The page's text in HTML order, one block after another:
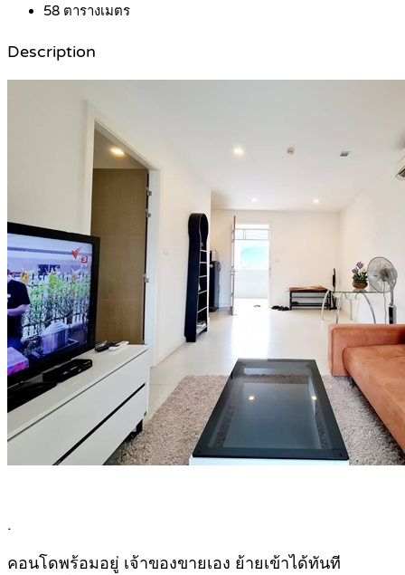
58 ตารางเมตร
Description
.
คอนโดพร้อมอยู่ เจ้าของขายเอง ย้ายเข้าได้ทันที